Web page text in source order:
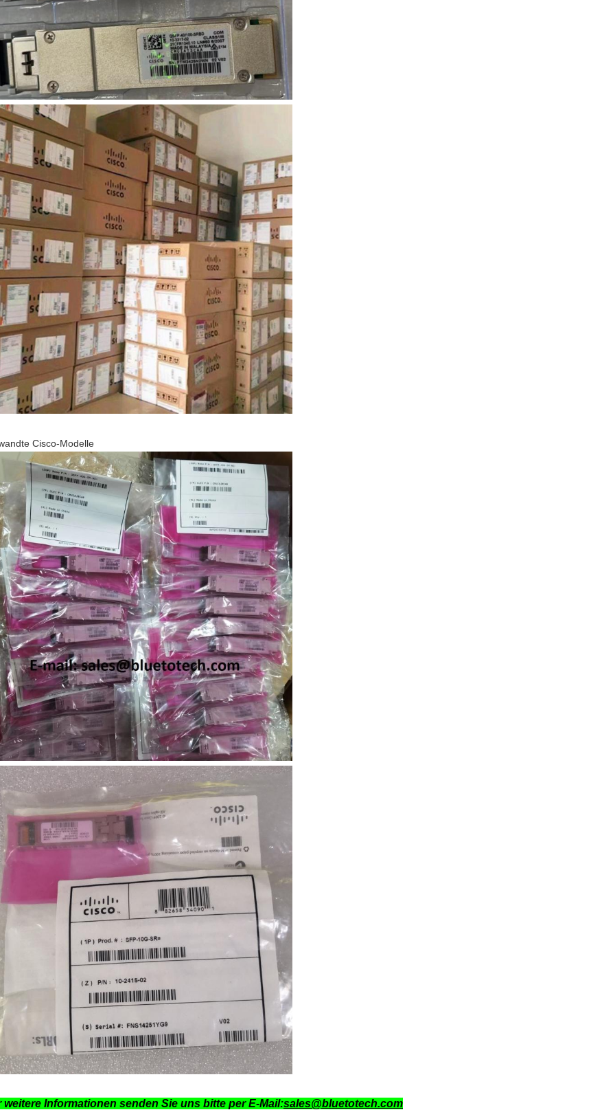
Cisco-Modelle
weitere Informationen senden Sie uns bitte per E-Mail:sales@bluetotech.com